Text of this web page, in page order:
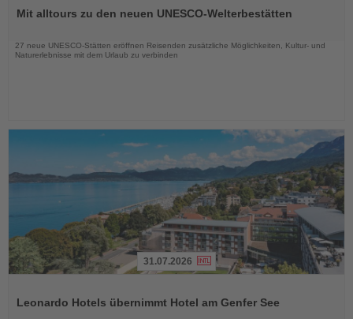
dieMit alltours zu den neuen UNESCO-Welterbestätten
27 neue UNESCO-Stätten eröffnen Reisenden zusätzliche Möglichkeiten, Kultur- und
Naturerlebnisse mit dem Urlaub zu verbinden
die
31.07.2026
Leonardo Hotels übernimmt Hotel am Genfer See